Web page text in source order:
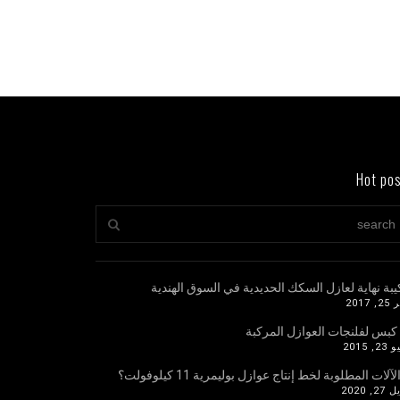
Hot
نهاية لعازل السكك الحديدية في السوق الهندية
كبس لفلنجات العوازل المركبة
المطلوبة لخط إنتاج عوازل بوليمرية 11 كيلوفولت؟
2020